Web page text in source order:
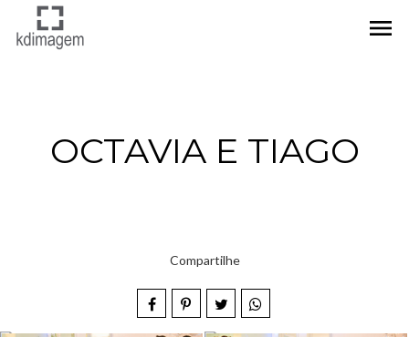
menu
OCTAVIA E TIAGO
Compartilhe